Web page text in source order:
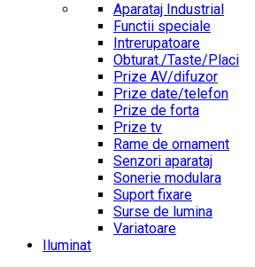
Aparataj Industrial
Functii speciale
Intrerupatoare
Obturat./Taste/Placi
Prize AV/difuzor
Prize date/telefon
Prize de forta
Prize tv
Rame de ornament
Senzori aparataj
Sonerie modulara
Suport fixare
Surse de lumina
Variatoare
Iluminat